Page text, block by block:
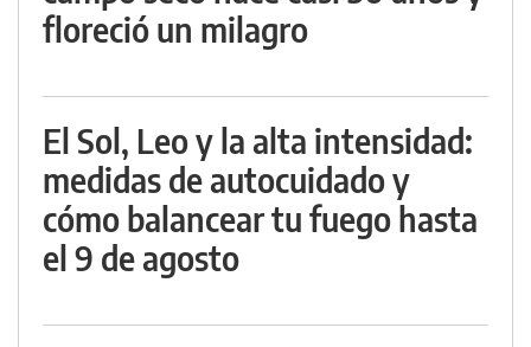
floreció un milagro
El Sol, Leo y la alta intensidad:
medidas de autocuidado y
cómo balancear tu fuego hasta
el 9 de agosto